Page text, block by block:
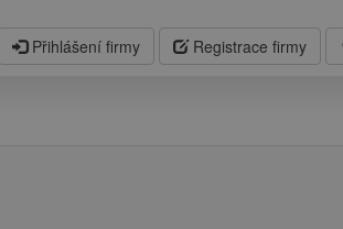
Přihlášení firmy Registrace firmy